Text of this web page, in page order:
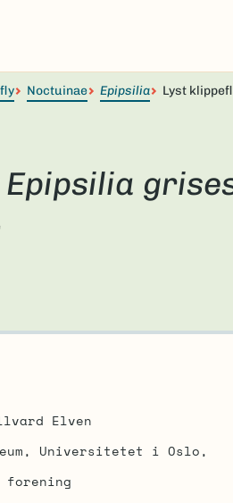
Noctuinae Epipsilia Lyst
Epipsilia
Elven
Universitetet i Oslo
forening